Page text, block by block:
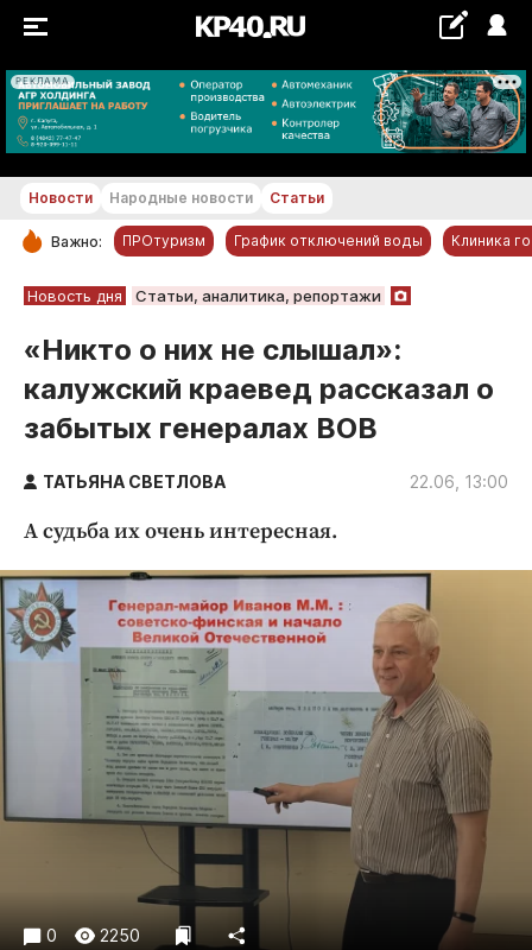
РЕКЛАМА
+20...+21 °С
РУБРИКИ
Статьи
Народные новости
Авто и транспорт
Культура
Недвижимость и ЖКХ
Образование
Общество
Погода
Праздники
Происшествия
Спорт
Экономика и бизнес
Новости Народные новости Статьи
Важно: ПРОтуризм График отключений воды Клиника
Новость дня Статьи, аналитика, репортажи
«Никто о них не слышал»:
калужский краевед рассказал о
забытых генералах ВОВ
ТАТЬЯНА СВЕТЛОВА 22.06, 13:00
А судьба их очень интересная.
0 2250